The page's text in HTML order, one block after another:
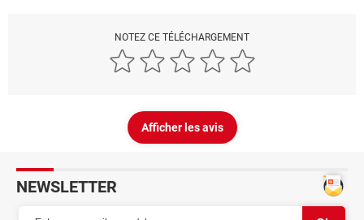
NOTEZ CE TÉLÉCHARGEMENT
Afficher les avis
NEWSLETTER